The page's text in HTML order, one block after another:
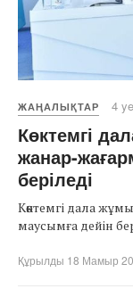
ЖАҢАЛЫҚТАР 4
Көктемгі
жанар-
беріледі
Көктемгі дала
маусымға дейін
Құрылды 18 Мамыр